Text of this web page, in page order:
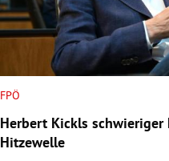
FPÖ
Herbert Kickls
Hitzewelle